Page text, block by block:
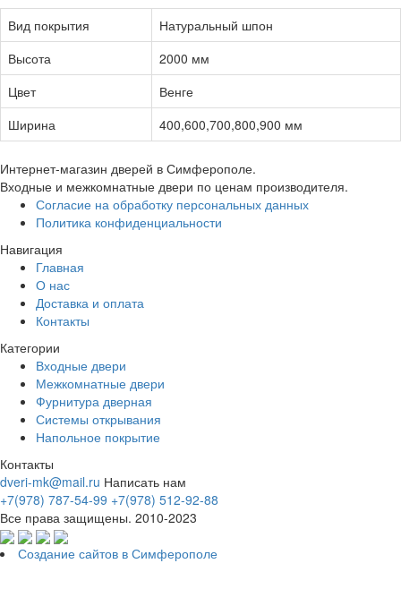
Вид покрытия
Натуральный шпон
Высота
2000 мм
Цвет
Венге
Ширина
400,600,700,800,900 мм
Интернет-магазин дверей в Симферополе.
Входные и межкомнатные двери по ценам производителя.
Согласие на обработку персональных данных
Политика конфиденциальности
Навигация
Главная
О нас
Доставка и оплата
Контакты
Категории
Входные двери
Межкомнатные двери
Фурнитура дверная
Системы открывания
Напольное покрытие
Контакты
dveri-mk@mail.ru Написать нам
+7(978) 787-54-99 +7(978) 512-92-88
Все права защищены. 2010-2023
Создание сайтов в Симферополе